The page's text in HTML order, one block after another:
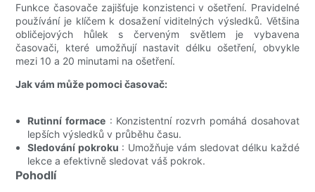
Funkce časovače zajišťuje konzistenci v ošetření. Pravidelné
používání je klíčem k dosažení viditelných výsledků. Většina
obličejových hůlek s červeným světlem je vybavena
časovači, které umožňují nastavit délku ošetření, obvykle
mezi 10 a 20 minutami na ošetření.
Jak vám může pomoci časovač:
Rutinní formace: Konzistentní rozvrh pomáhá dosahovat
lepších výsledků v průběhu času.
Sledování pokroku : Umožňuje vám sledovat délku každé
lekce a efektivně sledovat váš pokrok.
Pohodlí